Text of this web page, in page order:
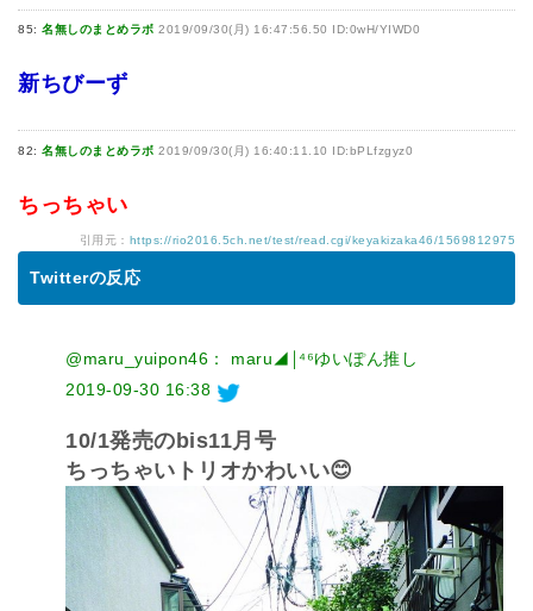
85: 名無しのまとめラボ 2019/09/30(月) 16:47:56.50 ID:0wH/YIWD0
新ちびーず
82: 名無しのまとめラボ 2019/09/30(月) 16:40:11.10 ID:bPLfzgyz0
ちっちゃい
引用元： https://rio2016.5ch.net/test/read.cgi/keyakizaka46/1569812975
Twitterの反応
@maru_yuipon46： maru◢￨⁴⁶ゆいぽん推し
2019-09-30 16:38
10/1発売のbis11月号
ちっちゃいトリオかわいい😊